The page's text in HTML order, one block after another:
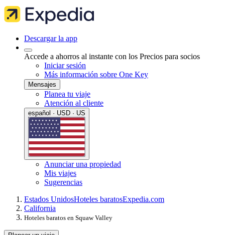
Descargar la app
Accede a ahorros al instante con los Precios para socios
Iniciar sesión
Más información sobre One Key
Mensajes
Planea tu viaje
Atención al cliente
español · USD · US
Anunciar una propiedad
Mis viajes
Sugerencias
Estados UnidosHoteles baratosExpedia.com
California
Hoteles baratos en Squaw Valley